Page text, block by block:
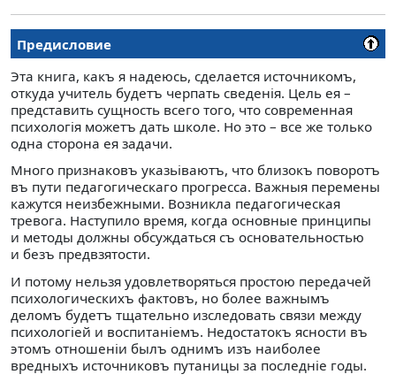
Предисловие
Эта книга, какъ я надеюсь, сделается источникомъ,
откуда учитель будетъ черпать сведенiя. Цель ея –
представить сущность всего того, что современная
психологiя можетъ дать школе. Но это – все же только
одна сторона ея задачи.
Много признаковъ указьiваютъ, что близокъ поворотъ
въ пути педагогическаго прогресса. Важныя перемены
кажутся неизбежными. Возникла педагогическая
тревога. Наступило время, когда основные принципы
и методы должны обсуждаться съ основательностью
и безъ предвзятости.
И потому нельзя удовлетворяться простою передачей
психологическихъ фактовъ, но более важнымъ
деломъ будетъ тщательно изследовать связи между
психологiей и воспитанiемъ. Недостатокъ ясности въ
этомъ отношенiи былъ однимъ изъ наиболее
вредныхъ источниковъ путаницы за последнiе годы.